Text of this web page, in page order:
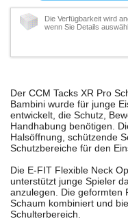
Die Verfügbarkeit wird
wenn Sie Details
Der CCM Tacks XR Pro
Bambini wurde für junge
entwickelt, die Schutz,
Handhabung benötigen.
Halsöffnung, schützende
Schutzbereiche für den
Die E-FIT Flexible Neck
unterstützt junge Spieler
anzulegen. Die geformten
Schaum kombiniert und
Schulterbereich.